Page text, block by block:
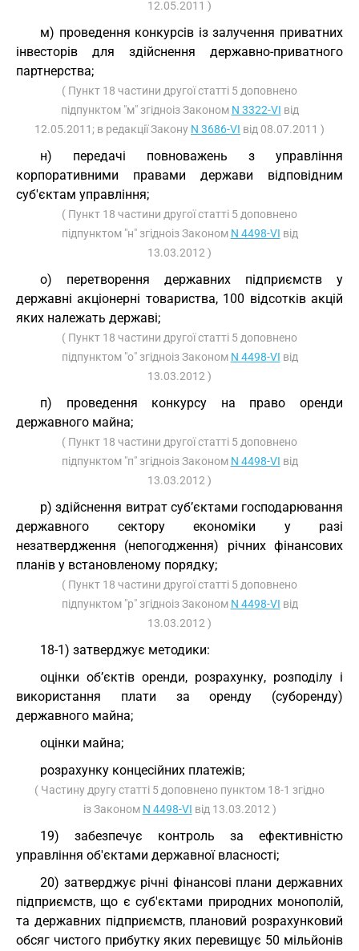
12.05.2011 )
м) проведення конкурсів із залучення приватних
інвесторів для здійснення державно-приватного
партнерства;
( Пункт 18 частини другої статті 5 доповнено
підпунктом "м" згідноіз Законом N 3322-VI від
12.05.2011; в редакції Закону N 3686-VI від 08.07.2011 )
н) передачі повноважень з управління
корпоративними правами держави відповідним
суб'єктам управління;
( Пункт 18 частини другої статті 5 доповнено
підпунктом "н" згідноіз Законом N 4498-VI від
13.03.2012 )
о) перетворення державних підприємств у
державні акціонерні товариства, 100 відсотків акцій
яких належать державі;
( Пункт 18 частини другої статті 5 доповнено
підпунктом "о" згідноіз Законом N 4498-VI від
13.03.2012 )
п) проведення конкурсу на право оренди
державного майна;
( Пункт 18 частини другої статті 5 доповнено
підпунктом "п" згідноіз Законом N 4498-VI від
13.03.2012 )
р) здійснення витрат суб’єктами господарювання
державного сектору економіки у разі
незатвердження (непогодження) річних фінансових
планів у встановленому порядку;
( Пункт 18 частини другої статті 5 доповнено
підпунктом "р" згідноіз Законом N 4498-VI від
13.03.2012 )
18-1) затверджує методики:
оцінки об’єктів оренди, розрахунку, розподілу і
використання плати за оренду (суборенду)
державного майна;
оцінки майна;
розрахунку концесійних платежів;
( Частину другу статті 5 доповнено пунктом 18-1 згідно
із Законом N 4498-VI від 13.03.2012 )
19) забезпечує контроль за ефективністю
управління об'єктами державної власності;
20) затверджує річні фінансові плани державних
підприємств, що є суб'єктами природних монополій,
та державних підприємств, плановий розрахунковий
обсяг чистого прибутку яких перевищує 50 мільйонів